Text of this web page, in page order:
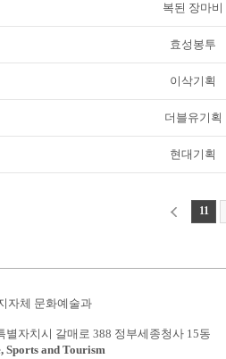
복된 장마비
효성봉투
이삭기획
더블유기획
현대기획
11
자체 문화예술과
별자치시 갈매로 388 정부세종청사 15동
and Tourism